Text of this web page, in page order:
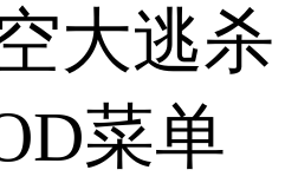
大逃杀
菜单